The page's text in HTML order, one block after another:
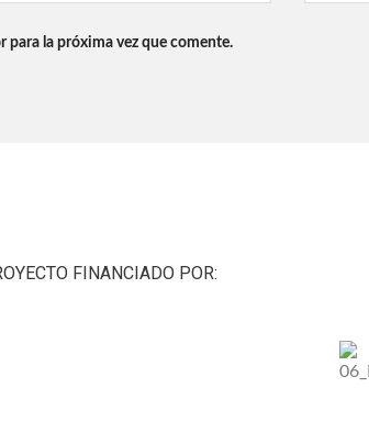
para la próxima vez que comente.
FINANCIADO POR: